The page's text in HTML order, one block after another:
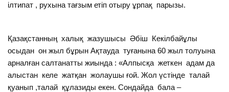
ілтипат , рухына тағзым етіп отыру ұрпақ парызы.
Қазақстанның халық жазушысы Әбіш Кекілбайұлы
осыдан он жыл бұрын Ақтауда туғанына 60 жыл толуына
арналған салтанатты жиында : «Алпысқа жеткен адам да
алыстан келе жатқан жолаушы ғой. Жол үстінде талай
қуанып ,талай құлазиды екен. Сондайда бала –